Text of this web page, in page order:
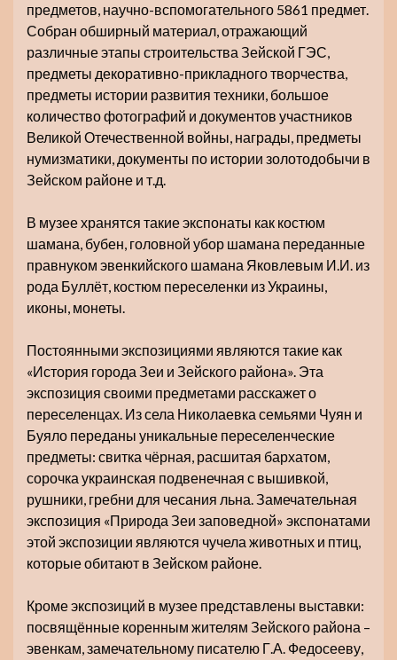
предметов, научно-вспомогательного 5861 предмет.
Собран обширный материал, отражающий
различные этапы строительства Зейской ГЭС,
предметы декоративно-прикладного творчества,
предметы истории развития техники, большое
количество фотографий и документов участников
Великой Отечественной войны, награды, предметы
нумизматики, документы по истории золотодобычи в
Зейском районе и т.д.
В музее хранятся такие экспонаты как костюм
шамана, бубен, головной убор шамана переданные
правнуком эвенкийского шамана Яковлевым И.И. из
рода Буллёт, костюм переселенки из Украины,
иконы, монеты.
Постоянными экспозициями являются такие как
«История города Зеи и Зейского района». Эта
экспозиция своими предметами расскажет о
переселенцах. Из села Николаевка семьями Чуян и
Буяло переданы уникальные переселенческие
предметы: свитка чёрная, расшитая бархатом,
сорочка украинская подвенечная с вышивкой,
рушники, гребни для чесания льна. Замечательная
экспозиция «Природа Зеи заповедной» экспонатами
этой экспозиции являются чучела животных и птиц,
которые обитают в Зейском районе.
Кроме экспозиций в музее представлены выставки:
посвящённые коренным жителям Зейского района –
эвенкам, замечательному писателю Г.А. Федосееву,